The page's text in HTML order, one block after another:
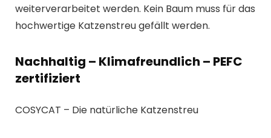
weiterverarbeitet werden. Kein Baum muss für das
hochwertige Katzenstreu gefällt werden.
Nachhaltig – Klimafreundlich – PEFC
zertifiziert
COSYCAT – Die natürliche Katzenstreu